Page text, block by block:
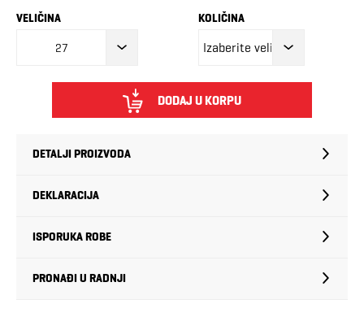
VELIČINA
27
KOLIČINA
DODAJ U KORPU
DETALJI PROIZVODA
DEKLARACIJA
ISPORUKA ROBE
PRONAĐI U RADNJI